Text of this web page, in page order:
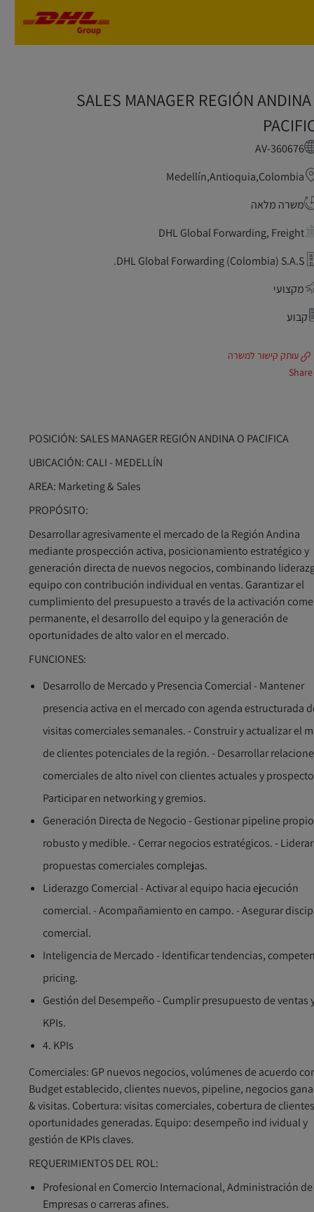
SALES MANAGER REGIÓN
AV-360676
Medellín,Antioquia,Colombia
משרה מלאה
DHL Global Forwarding, Freight
DHL Global Forwarding (Colombia) S.A.S.
מקצועי
קבוע
עותק קישור למשרה
Share
POSICIÓN: SALES MANAGER REGIÓN ANDINA O PACIFICA
UBICACIÓN: CALI - MEDELLÍN
AREA: Marketing & Sales
PROPÓSITO:
Desarrollar agresivamente el mercado de la Región Andina
mediante prospección activa, posicionamiento estratégico y
generación directa de nuevos negocios, combinando
equipo con contribución individual en ventas. Garantizar el
cumplimiento del presupuesto a través de la activación
permanente, el desarrollo del equipo y la generación de
oportunidades de alto valor en el mercado.
FUNCIONES:
Desarrollo de Mercado y Presencia Comercial - Mantener
presencia activa en el mercado con agenda estructurada
visitas comerciales semanales. - Construir y actualizar el
de clientes potenciales de la región. - Desarrollar
comerciales de alto nivel con clientes actuales y
Participar en networking y gremios.
Generación Directa de Negocio - Gestionar pipeline propio
robusto y medible. - Cerrar negocios estratégicos. - Liderar
propuestas comerciales complejas.
Liderazgo Comercial - Activar al equipo hacia ejecución
comercial. - Acompañamiento en campo. - Asegurar
comercial.
Inteligencia de Mercado - Identificar tendencias,
pricing.
Gestión del Desempeño - Cumplir presupuesto de ventas
KPIs.
4. KPIs
Comerciales: GP nuevos negocios, volúmenes de acuerdo
Budget establecido, clientes nuevos, pipeline, negocios
& visitas. Cobertura: visitas comerciales, cobertura de
oportunidades generadas. Equipo: desempeño ind ividual y
gestión de KPIs claves.
REQUERIMIENTOS DEL ROL:
Profesional en Comercio Internacional, Administración de
Empresas o carreras afines.